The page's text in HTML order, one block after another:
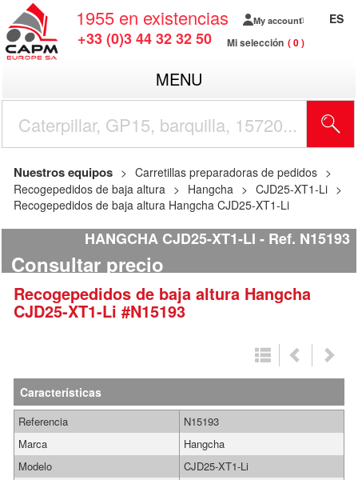
1955 en existencias
+33 (0)3 44 32 32 50
My account
Mi selección 0
ES
MENU
Nuestros equipos
Carretillas preparadoras de pedidos
Recogepedidos de baja altura
Hangcha
CJD25-XT1-Li
Recogepedidos de baja altura Hangcha CJD25-XT1-Li
HANGCHA CJD25-XT1-LI Ref. N15193
Consultar precio
Recogepedidos de baja altura Hangcha
CJD25-XT1-Li #N15193
Características
Referencia
N15193
Marca
Hangcha
Modelo
CJD25-XT1-Li